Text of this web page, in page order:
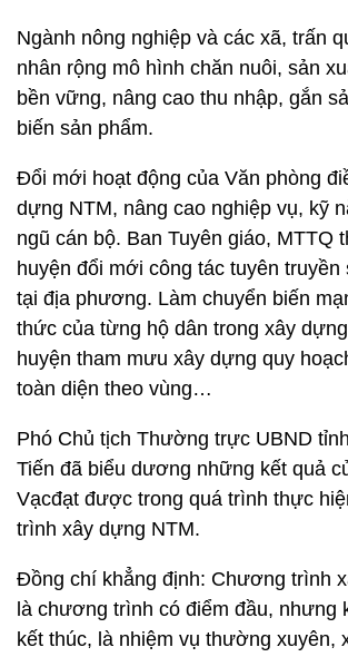
Ngành nông nghiệp và các xã, trấn
nhân rộng mô hình chăn nuôi, sản
bền vững, nâng cao thu nhập, gắn
biến sản phẩm.
Đổi mới hoạt động của Văn phòng
dựng NTM, nâng cao nghiệp vụ, kỹ
ngũ cán bộ. Ban Tuyên giáo, MTTQ
huyện đổi mới công tác tuyên
tại địa phương. Làm chuyển biến
thức của từng hộ dân trong xây
huyện tham mưu xây dựng quy
toàn diện theo vùng…
Phó Chủ tịch Thường trực UBND
Tiến đã biểu dương những kết quả
Vạcđạt được trong quá trình thực
trình xây dựng NTM.
Đồng chí khẳng định: Chương trình
là chương trình có điểm đầu, nhưng
kết thúc, là nhiệm vụ thường xuyên,